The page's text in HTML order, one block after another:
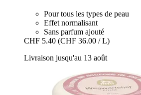
Pour tous les types de peau
Effet normalisant
Sans parfum ajouté
CHF 5.40 (CHF 36.00 / L)
Livraison jusqu'au 13 août